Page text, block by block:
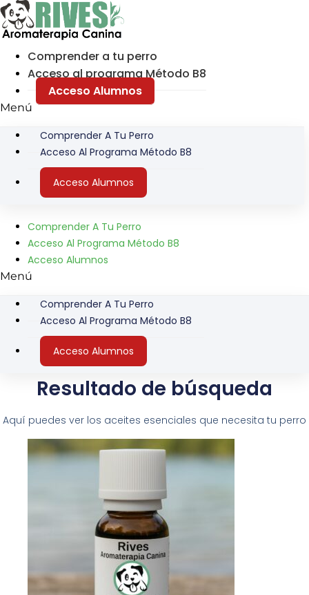
Ir
al
contenido
Comprender a tu perro
Acceso al programa Método B8
Acceso Alumnos
Menú
Comprender A Tu Perro
Acceso Al Programa Método B8
Acceso Alumnos
Comprender A Tu Perro
Acceso Al Programa Método B8
Acceso Alumnos
Menú
Comprender A Tu Perro
Acceso Al Programa Método B8
Acceso Alumnos
Resultado de búsqueda
Aquí puedes ver los aceites esenciales que necesita tu perro